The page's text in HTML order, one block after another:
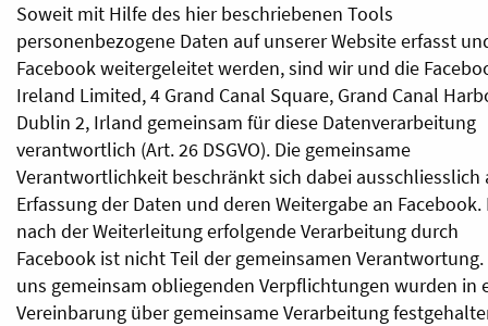
Soweit mit Hilfe des hier beschriebenen Tools
personenbezogene Daten auf unserer Website erfasst
Facebook weitergeleitet werden, sind wir und die
Ireland Limited, 4 Grand Canal Square, Grand Canal
Dublin 2, Irland gemeinsam für diese Datenverarbeitung
verantwortlich (Art. 26 DSGVO). Die gemeinsame
Verantwortlichkeit beschränkt sich dabei ausschliesslich
Erfassung der Daten und deren Weitergabe an Facebook.
nach der Weiterleitung erfolgende Verarbeitung durch
Facebook ist nicht Teil der gemeinsamen Verantwortung.
uns gemeinsam obliegenden Verpflichtungen wurden in
Vereinbarung über gemeinsame Verarbeitung